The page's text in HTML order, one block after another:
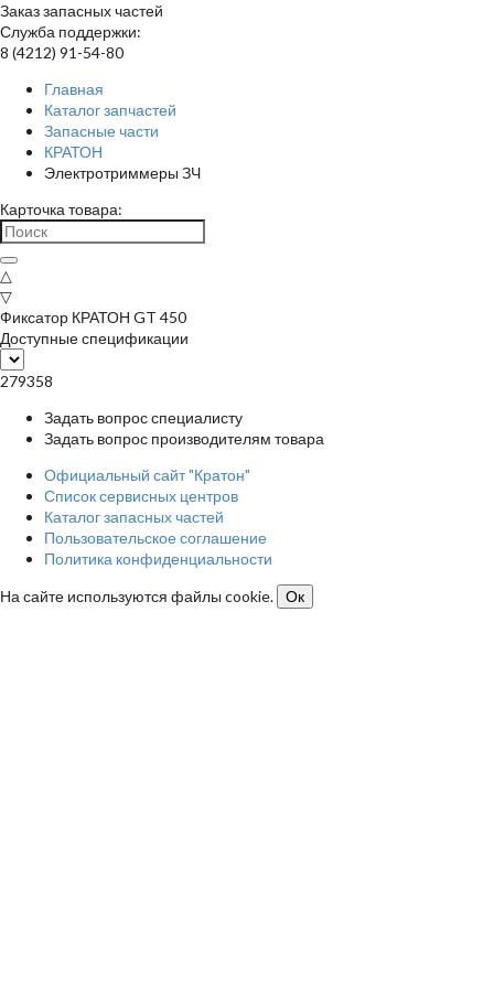
Заказ запасных частей
Служба поддержки:
8 (4212) 91-54-80
Главная
Каталог запчастей
Запасные части
КРАТОН
Электротриммеры ЗЧ
Карточка товара:
△
▽
Фиксатор КРАТОН GT 450
Доступные спецификации
279358
Задать вопрос специалисту
Задать вопрос производителям товара
Официальный сайт "Кратон"
Список сервисных центров
Каталог запасных частей
Пользовательское соглашение
Политика конфиденциальности
На сайте используются файлы cookie.
Ок